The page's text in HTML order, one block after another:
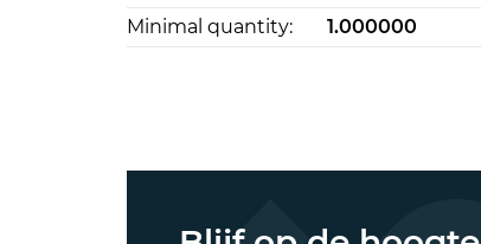
Minimal quantity:
1.000000